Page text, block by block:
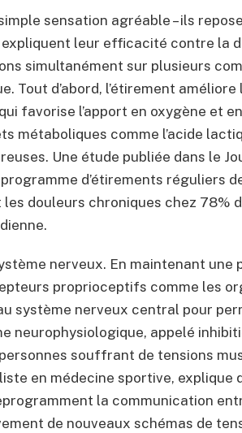
sensation agréable – ils
leur efficacité contre la
simultanément sur plusieurs
Tout d’abord, l’étirement
favorise l’apport en oxygène et
métaboliques comme l’acide
Une étude publiée dans le
d’étirements réguliers
douleurs chroniques chez 78%
nerveux. En maintenant une
proprioceptifs comme les
système nerveux central pour
neurophysiologique, appelé
souffrant de tensions
en médecine sportive, explique
la communication
de nouveaux schémas de